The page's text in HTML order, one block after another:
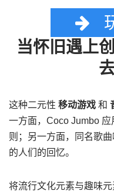
当怀旧遇上
这种二元性 移动游戏 和
一方面，Coco Jumbo
则；另一方面，同名歌
的人们的回忆。
将流行文化元素与趣味元